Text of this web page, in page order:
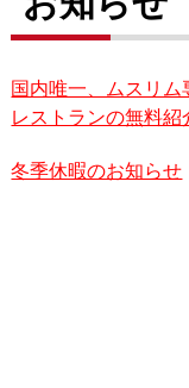
国内唯一、ムスリ
レストランの無料紹
冬季休暇のお知らせ